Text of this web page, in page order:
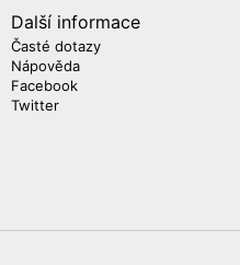
Další informace
Časté dotazy
Nápověda
Facebook
Twitter